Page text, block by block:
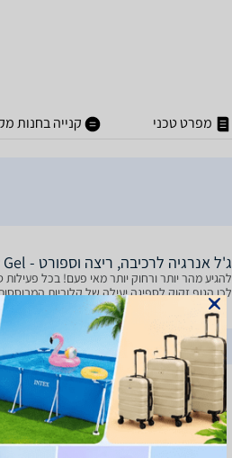
מפרט טכני קנייה בחנות
ג'ל אנרגיה לרכיבה, ריצה וספורט - Gu Energy Gel אספרסו
להגיע מהר יותר ורחוק יותר מאי פעם! בכל
לכן הגוף זקוק לספיגה יעילה של קלוריות